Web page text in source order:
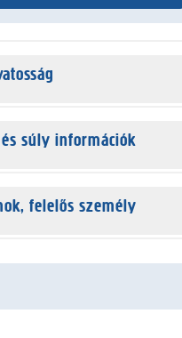
súly információk
felelős személy